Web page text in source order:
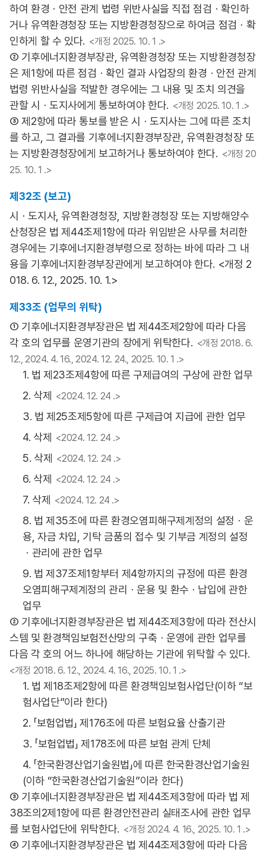
하여 환경ㆍ안전 관계 법령 위반사실을 직접 점검ㆍ확인하
거나 유역환경청장 또는 지방환경청장으로 하여금 점검ㆍ확
인하게 할 수 있다. <개정 2025. 10. 1 .>
② 기후에너지환경부장관, 유역환경청장 또는 지방환경청장
은 제1항에 따른 점검ㆍ확인 결과 사업장의 환경ㆍ안전 관계
법령 위반사실을 적발한 경우에는 그 내용 및 조치 의견을
관할 시ㆍ도지사에게 통보하여야 한다. <개정 2025. 10. 1 .>
③ 제2항에 따라 통보를 받은 시ㆍ도지사는 그에 따른 조치
를 하고, 그 결과를 기후에너지환경부장관, 유역환경청장 또
는 지방환경청장에게 보고하거나 통보하여야 한다. <개정 20
25. 10. 1 .>
제32조 (보고)
시ㆍ도지사, 유역환경청장, 지방환경청장 또는 지방해양수
산청장은 법 제44조제1항에 따라 위임받은 사무를 처리한
경우에는 기후에너지환경부령으로 정하는 바에 따라 그 내
용을 기후에너지환경부장관에게 보고하여야 한다. <개정 2
018. 6. 12., 2025. 10. 1.>
제33조 (업무의 위탁)
① 기후에너지환경부장관은 법 제44조제2항에 따라 다음
각 호의 업무를 운영기관의 장에게 위탁한다. <개정 2018. 6.
12., 2024. 4. 16., 2024. 12. 24., 2025. 10. 1 .>
1. 법 제23조제4항에 따른 구제급여의 구상에 관한 업무
2. 삭제
<2024. 12. 24 .>
3. 법 제25조제5항에 따른 구제급여 지급에 관한 업무
4. 삭제
<2024. 12. 24 .>
5. 삭제 <2024. 12. 24 .>
6. 삭제 <2024. 12. 24 .>
7. 삭제 <2024. 12. 24 .>
8. 법 제35조에 따른 환경오염피해구제계정의 설정ㆍ운
용, 자금 차입, 기탁 금품의 접수 및 기부금 계정의 설정
ㆍ관리에 관한 업무
9. 법 제37조제1항부터 제4항까지의 규정에 따른 환경
오염피해구제계정의 관리ㆍ운용 및 환수ㆍ납입에 관한
업무
② 기후에너지환경부장관은 법 제44조제3항에 따라 전산시
스템 및 환경책임보험전산망의 구축ㆍ운영에 관한 업무를
다음 각 호의 어느 하나에 해당하는 기관에 위탁할 수 있다.
<개정 2018. 6. 12., 2024. 4. 16., 2025. 10. 1 .>
1. 법 제18조제2항에 따른 환경책임보험사업단(이하 “보
험사업단”이라 한다)
2. 「보험업법」 제176조에 따른 보험요율 산출기관
3. 「보험업법」 제178조에 따른 보험 관계 단체
4. 「한국환경산업기술원법」에 따른 한국환경산업기술원
(이하 “한국환경산업기술원”이라 한다)
③ 기후에너지환경부장관은 법 제44조제3항에 따라 법 제
38조의2제1항에 따른 환경안전관리 실태조사에 관한 업무
를 보험사업단에 위탁한다. <개정 2024. 4. 16., 2025. 10. 1 .>
④ 기후에너지환경부장관은 법 제44조제3항에 따라 다음